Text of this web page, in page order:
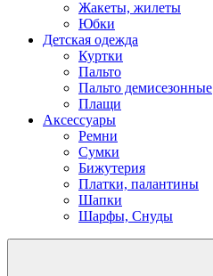
Жакеты, жилеты
Юбки
Детская одежда
Куртки
Пальто
Пальто демисезонные
Плащи
Аксессуары
Ремни
Сумки
Бижутерия
Платки, палантины
Шапки
Шарфы, Снуды